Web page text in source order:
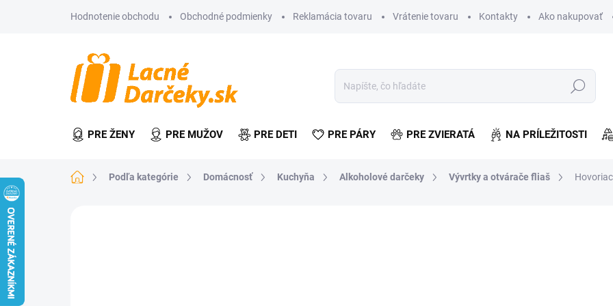
Hodnotenie obchodu Obchodné podmienky Reklamácia tovaru Vrátenie tovaru Kontakty Ako nakupovať
Hľadať
PRE ŽENY PRE MUŽOV PRE DETI PRE PÁRY PRE ZVIERATÁ NA PRÍLEŽITOSTI
DomovPodľa kategórie Domácnosť Kuchyňa Alkoholové darčeky Vývrtky a otvárače fliaš